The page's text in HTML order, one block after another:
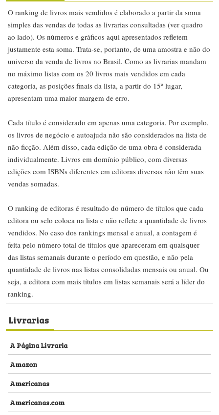
O ranking de livros mais vendidos é elaborado a partir da soma
simples das vendas de todas as livrarias consultadas (ver quadro
ao lado). Os números e gráficos aqui apresentados refletem
justamente esta soma. Trata-se, portanto, de uma amostra e não do
universo da venda de livros no Brasil. Como as livrarias mandam
no máximo listas com os 20 livros mais vendidos em cada
categoria, as posições finais da lista, a partir do 15º lugar,
apresentam uma maior margem de erro.
Cada título é considerado em apenas uma categoria. Por exemplo,
os livros de negócio e autoajuda não são considerados na lista de
não ficção. Além disso, cada edição de uma obra é considerada
individualmente. Livros em domínio público, com diversas
edições com ISBNs diferentes em editoras diversas não têm suas
vendas somadas.
O ranking de editoras é resultado do número de títulos que cada
editora ou selo coloca na lista e não reflete a quantidade de livros
vendidos. No caso dos rankings mensal e anual, a contagem é
feita pelo número total de títulos que apareceram em quaisquer
das listas semanais durante o período em questão, e não pela
quantidade de livros nas listas consolidadas mensais ou anual. Ou
seja, a editora com mais títulos em listas semanais será a líder do
ranking.
Livrarias
A Página Livraria
Amazon
Americanas
Americanas.com